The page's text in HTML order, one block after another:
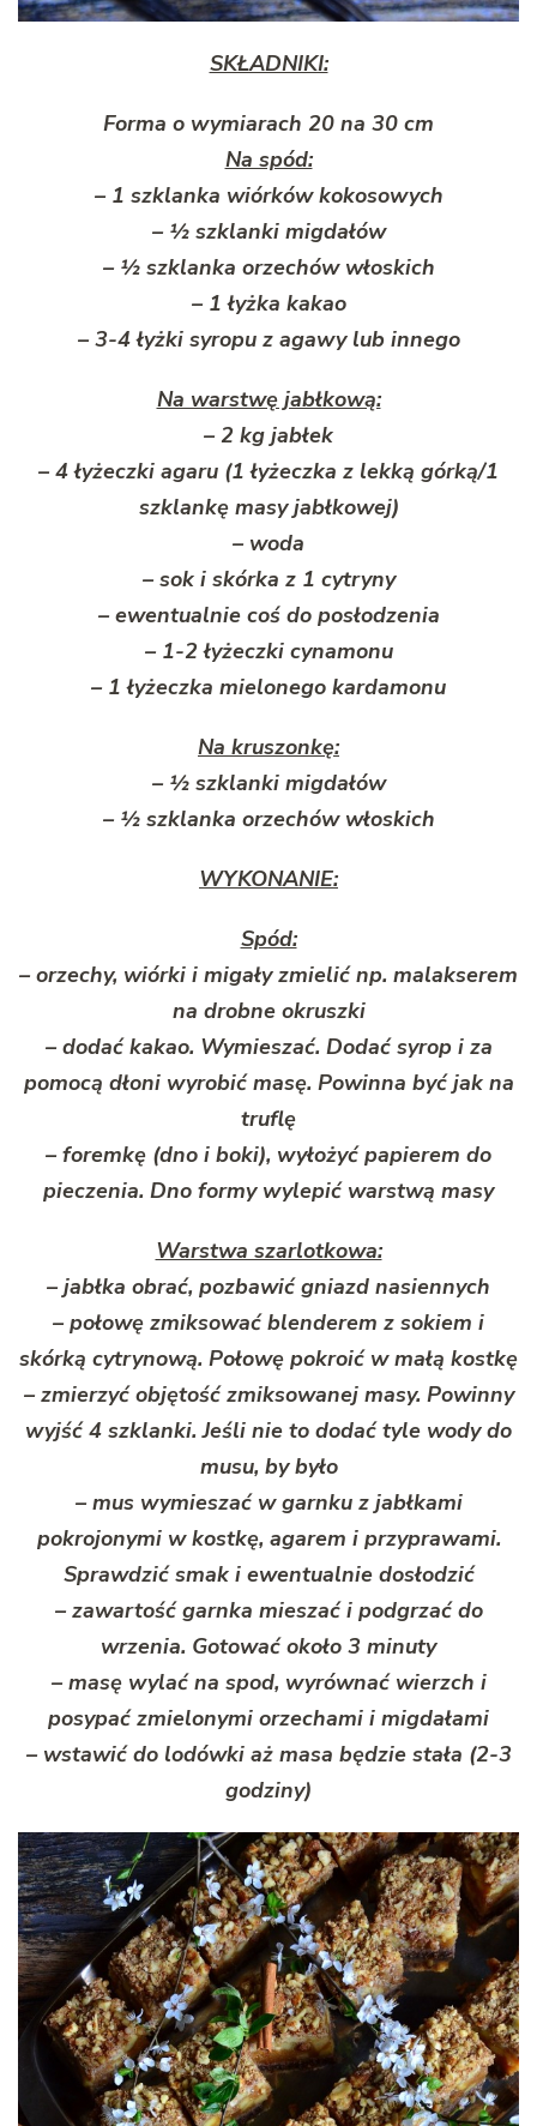
SKŁADNIKI:
Forma o wymiarach 20 na 30 cm
Na spód:
– 1 szklanka wiórków kokosowych
– ½ szklanki migdałów
– ½ szklanka orzechów włoskich
– 1 łyżka kakao
– 3-4 łyżki syropu z agawy lub innego
Na warstwę jabłkową:
– 2 kg jabłek
– 4 łyżeczki agaru (1 łyżeczka z lekką górką/1
szklankę masy jabłkowej)
– woda
– sok i skórka z 1 cytryny
– ewentualnie coś do posłodzenia
– 1-2 łyżeczki cynamonu
– 1 łyżeczka mielonego kardamonu
Na kruszonkę:
– ½ szklanki migdałów
– ½ szklanka orzechów włoskich
WYKONANIE:
Spód:
– orzechy, wiórki i migały zmielić np. malakserem
na drobne okruszki
– dodać kakao. Wymieszać. Dodać syrop i za
pomocą dłoni wyrobić masę. Powinna być jak na
truflę
– foremkę (dno i boki), wyłożyć papierem do
pieczenia. Dno formy wylepić warstwą masy
Warstwa szarlotkowa:
– jabłka obrać, pozbawić gniazd nasiennych
– połowę zmiksować blenderem z sokiem i
skórką cytrynową. Połowę pokroić w małą kostkę
– zmierzyć objętość zmiksowanej masy. Powinny
wyjść 4 szklanki. Jeśli nie to dodać tyle wody do
musu, by było
– mus wymieszać w garnku z jabłkami
pokrojonymi w kostkę, agarem i przyprawami.
Sprawdzić smak i ewentualnie dosłodzić
– zawartość garnka mieszać i podgrzać do
wrzenia. Gotować około 3 minuty
– masę wylać na spod, wyrównać wierzch i
posypać zmielonymi orzechami i migdałami
– wstawić do lodówki aż masa będzie stała (2-3
godziny)